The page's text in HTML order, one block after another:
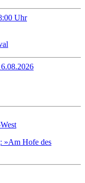
Uhr
»Am Hofe des